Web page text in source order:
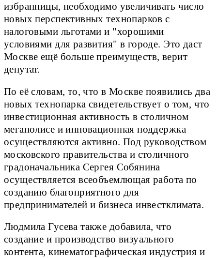
избранницы, необходимо увеличивать число
новых перспективных технопарков с
налоговыми льготами и "хорошими
условиями для развития" в городе. Это даст
Москве ещё больше преимуществ, верит
депутат.
По её словам, то, что в Москве появились два
новых технопарка свидетельствует о том, что
инвестиционная активность в столичном
мегаполисе и инновационная поддержка
осуществляются активно. Под руководством
московского правительства и столичного
градоначальника Сергея Собянина
осуществляется всеобъемлющая работа по
созданию благоприятного для
предпринимателей и бизнеса инвестклимата.
Людмила Гусева также добавила, что
создание и производство визуального
контента, кинематографическая индустрия и